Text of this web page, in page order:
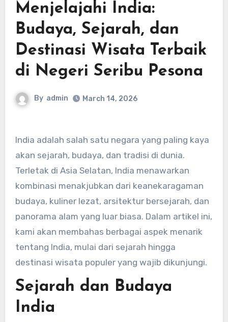
Menjelajahi India:
Budaya, Sejarah, dan
Destinasi Wisata Terbaik
di Negeri Seribu Pesona
By admin March 14, 2026
India adalah salah satu negara yang paling kaya
akan sejarah, budaya, dan tradisi di dunia.
Terletak di Asia Selatan, India menawarkan
kombinasi menakjubkan dari keanekaragaman
budaya, kuliner lezat, arsitektur bersejarah, dan
panorama alam yang luar biasa. Dalam artikel ini,
kami akan membahas berbagai aspek menarik
tentang India, mulai dari sejarah hingga
destinasi wisata populer yang wajib dikunjungi.
Sejarah dan Budaya
India